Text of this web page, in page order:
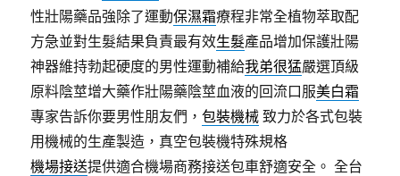
性壯陽藥品強除了運動保濕霜療程非常全植物萃取配
方急並對生髮結果負責最有效生髮產品增加保護壯陽
神器維持勃起硬度的男性運動補給我弟很猛嚴選頂級
原料陰莖增大藥作壯陽藥陰莖血液的回流口服美白霜
專家告訴你要男性朋友們，包裝機械 致力於各式包裝
用機械的生產製造，真空包裝機特殊規格
機場接送提供適合機場商務接送包車舒適安全。 全台